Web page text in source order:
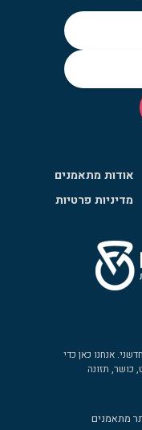
אודות מתאמנים
מדיניות פרטיות
אנחנו כאן כדי
כושר, תזונה